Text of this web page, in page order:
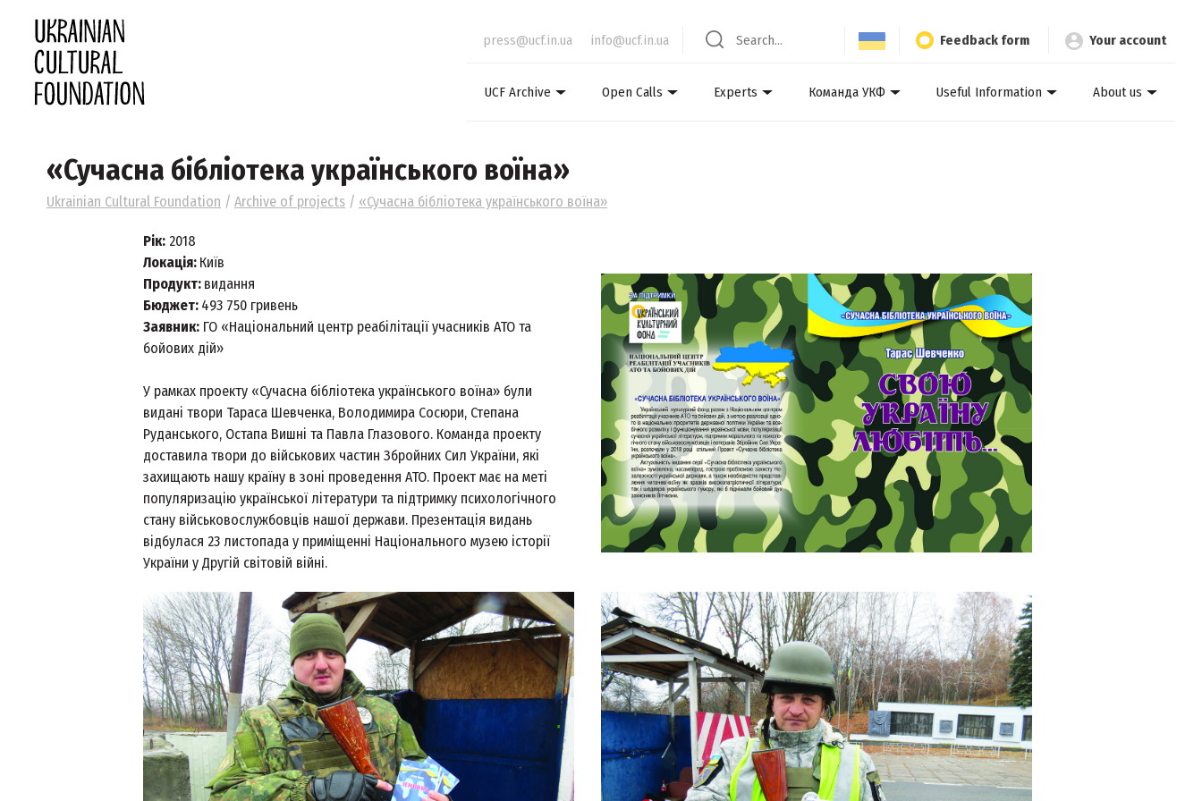
press@ucf.in.ua info@ucf.in.ua Feedback form Your account
UCF Archive Open Calls Experts Команда УКФ Useful Information About us
«Cyчacнa бiблioтeкa yкpaїнського воїна»
Ukrainian Cultural Foundation / Archive of projects / «Cyчacнa бiблioтeкa yкpaїнського воїна»
Рік: 2018
Локація: Київ
Продукт: видання
Бюджет: 493 750 гривень
Заявник: ГО «Національний центр реабілітації учасників АТО та
бойових дій»
У рамках проекту «Сучасна бібліотека українського воїна» були
видані твори Тараса Шевченка, Володимира Сосюри, Степана
Руданського, Остапа Вишні та Павла Глазового. Команда проекту
доставила твори до військових частин Збройних Сил України, які
захищають нашу країну в зоні проведення АТО. Проект має на меті
популяризацію української літератури та підтримку психологічного
стану військовослужбовців нашої держави. Презентація видань
відбулася 23 листопада у приміщенні Національного музею історії
України у Другій світовій війні.